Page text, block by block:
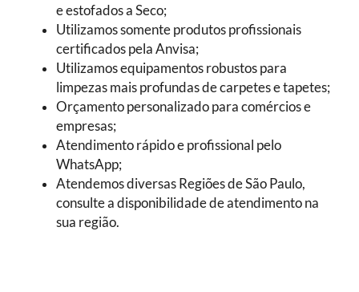
e estofados a Seco;
Utilizamos somente produtos profissionais
certificados pela Anvisa;
Utilizamos equipamentos robustos para
limpezas mais profundas de carpetes e tapetes;
Orçamento personalizado para comércios e
empresas;
Atendimento rápido e profissional pelo
WhatsApp;
Atendemos diversas Regiões de São Paulo,
consulte a disponibilidade de atendimento na
sua região.